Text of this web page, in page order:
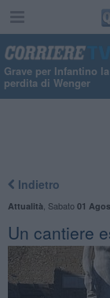
Grave per Infantino la
perdita di Wenger
Indietro
Attualità Sabato 01
Un cantiere